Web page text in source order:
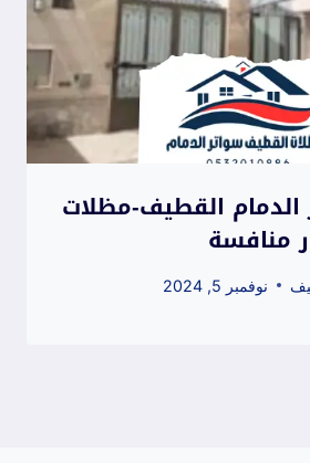
القطيف-مظلات
منافسة
نوفمبر 5, 2024